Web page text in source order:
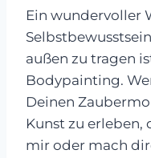
Ein wundervoller
außen zu tragen
Bodypainting.
Deinen
Kunst zu
mir oder mach